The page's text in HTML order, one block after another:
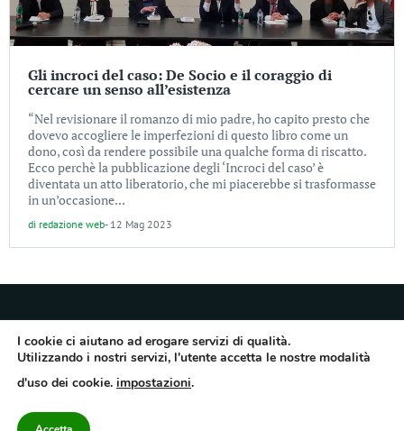
Gli incroci del caso: De Socio e il coraggio di
cercare un senso all’esistenza
“Nel revisionare il romanzo di mio padre, ho capito presto che
dovevo accogliere le imperfezioni di questo libro come un
dono, così da rendere possibile una qualche forma di riscatto.
Ecco perchè la pubblicazione degli ‘Incroci del caso’ è
diventata un atto liberatorio, che mi piacerebbe si trasformasse
in un’occasione...
di redazione web- 12 Mag 2023
Quotidiano dell’Irpinia, a diffusione regionale. Reg. Trib. di Avellino n.7/12 del
10/9/2012. Iscritto nel Registro Operatori di Comunicazione al n.7671
Avellino – Cap.Soc. 20.000 € – REA 187346 – PI/CF. Reg. naz. stampa 10218/99
I cookie ci aiutano ad erogare servizi di qualità.
Utilizzando i nostri servizi, l'utente accetta le nostre modalità
d'uso dei cookie. impostazioni.